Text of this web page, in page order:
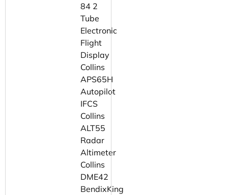
84 2
Tube
Electronic
Flight
Display
Collins
APS65H
Autopilot
IFCS
Collins
ALT55
Radar
Altimeter
Collins
DME42
BendixKing